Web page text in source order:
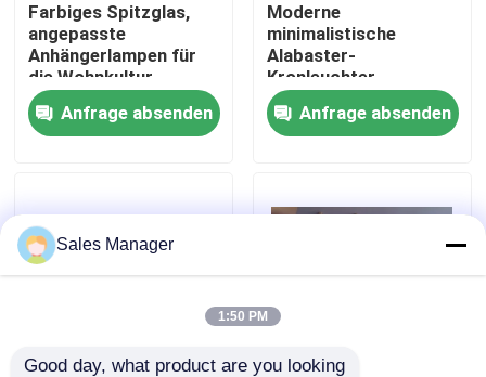
Qualitätskontrolle
Kontakt mit uns
Hängende Leuchter-Lichter
kundenspezifische hängende Lichter
Farbiges Spitzglas,
angepasste
Anhängerlampen für
die Wohnkultur
Anfrage absenden
Moderne
minimalistische
Alabaster-
Kronleuchter
Wohnzimmer-
Kronleuchter Licht
Luxus-Villa Esszimmer
Anhängerlampe
Anfrage absenden
Sales Manager
1:50 PM
Good day, what product are you looking